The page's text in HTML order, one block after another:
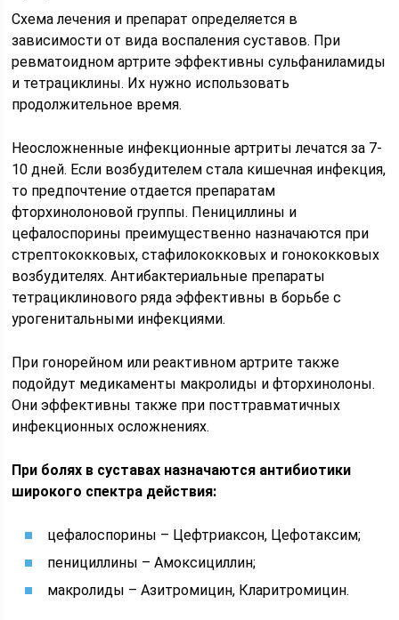
Схема лечения и препарат определяется в
зависимости от вида воспаления суставов. При
ревматоидном артрите эффективны сульфаниламиды
и тетрациклины. Их нужно использовать
продолжительное время.
Неосложненные инфекционные артриты лечатся за 7-
10 дней. Если возбудителем стала кишечная инфекция,
то предпочтение отдается препаратам
фторхинолоновой группы. Пенициллины и
цефалоспорины преимущественно назначаются при
стрептококковых, стафилококковых и гонококковых
возбудителях. Антибактериальные препараты
тетрациклинового ряда эффективны в борьбе с
урогенитальными инфекциями.
При гонорейном или реактивном артрите также
подойдут медикаменты макролиды и фторхинолоны.
Они эффективны также при посттравматичных
инфекционных осложнениях.
При болях в суставах назначаются антибиотики
широкого спектра действия:
цефалоспорины – Цефтриаксон, Цефотаксим;
пенициллины – Амоксициллин;
макролиды – Азитромицин, Кларитромицин.